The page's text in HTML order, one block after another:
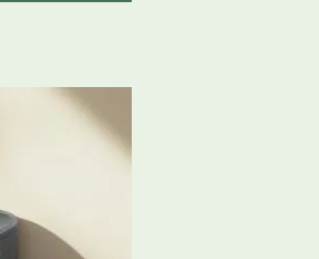
できます。水